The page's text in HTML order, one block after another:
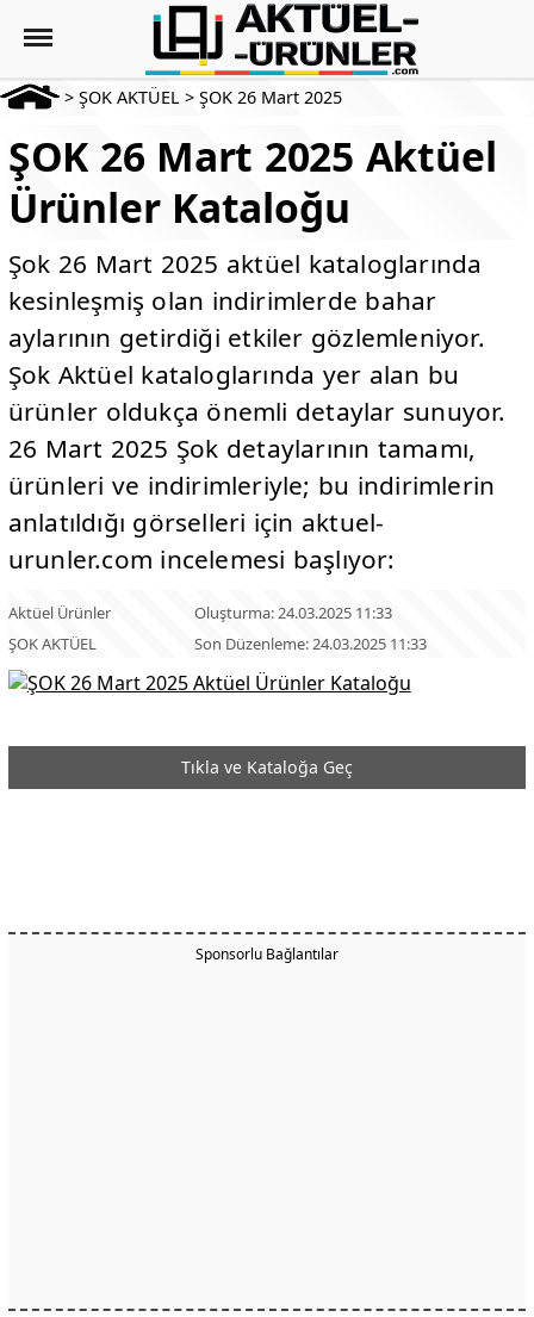
> ŞOK AKTÜEL > ŞOK 26 Mart 2025
ŞOK 26 Mart 2025 Aktüel
Ürünler Kataloğu
Şok 26 Mart 2025 aktüel kataloglarında
kesinleşmiş olan indirimlerde bahar
aylarının getirdiği etkiler gözlemleniyor.
Şok Aktüel kataloglarında yer alan bu
ürünler oldukça önemli detaylar sunuyor.
26 Mart 2025 Şok detaylarının tamamı,
ürünleri ve indirimleriyle; bu indirimlerin
anlatıldığı görselleri için aktuel-
urunler.com incelemesi başlıyor:
Aktüel Ürünler
ŞOK AKTÜEL
Oluşturma: 24.03.2025 11:33
Son Düzenleme: 24.03.2025 11:33
Tıkla ve Kataloğa Geç
Sponsorlu Bağlantılar